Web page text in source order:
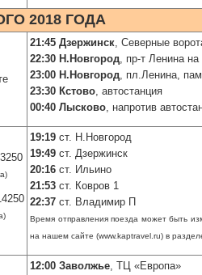
2018 ГОДА
21:45 Дзержинск, Северные
22:30 Н.Новгород, пр-т Ленина на
23:00 Н.Новгород, пл.Ленина,
23:30 Кстово, автостанция
00:40 Лысково, напротив
19:19 ст. Н.Новгород
19:49 ст. Дзержинск
20:16 ст. Ильино
21:53 ст. Ковров 1
22:37 ст. Владимир П
Время отправления поезда может быть
на нашем сайте (www.kaptravel.ru) в
12:00 Заволжье, ТЦ «Европа»